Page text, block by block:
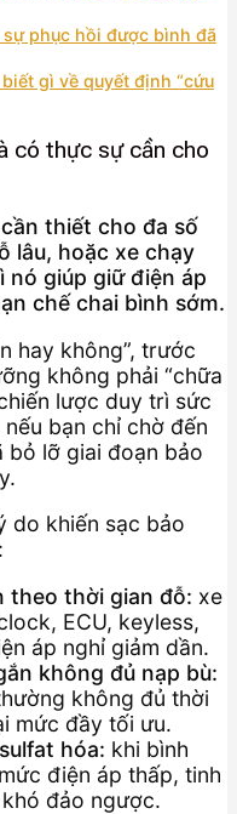
phục hồi được bình đã
gì về quyết định “cứu
có thực sự cần cho
thiết cho đa số
lâu, hoặc xe chạy
nó giúp giữ điện áp
chế chai bình sớm.
hay không”, trước
không phải “chữa
lược duy trì sức
bạn chỉ chờ đến
bỏ lỡ giai đoạn bảo
do khiến sạc bảo
theo thời gian đỗ: xe
ECU, keyless,
áp nghỉ giảm dần.
không đủ nạp bù:
không đủ thời
mức đầy tối ưu.
hóa: khi bình
điện áp thấp, tinh
đảo ngược.